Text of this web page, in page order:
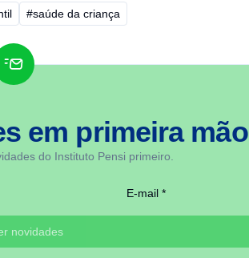
#saúde da criança
em primeira mão
do Instituto Pensi primeiro.
E-mail *
novidades